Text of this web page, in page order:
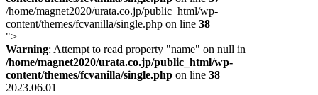
/home/magnet2020/urata.co.jp/public_html/wp-
content/themes/fcvanilla/single.php on line 38
">
Warning: Attempt to read property "name" on null in
/home/magnet2020/urata.co.jp/public_html/wp-
content/themes/fcvanilla/single.php on line 38
2023.06.01